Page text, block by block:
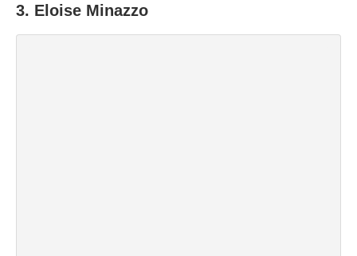
3. Eloise Minazzo